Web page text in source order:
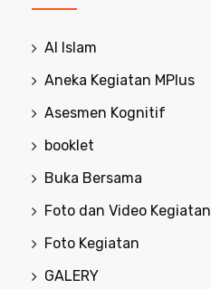
Al Islam
Aneka Kegiatan MPlus
Asesmen Kognitif
booklet
Buka Bersama
Foto dan Video Kegiatan
Foto Kegiatan
GALERY